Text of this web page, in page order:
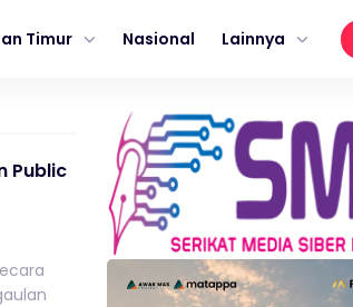
Timur Nasional Lainnya
Public